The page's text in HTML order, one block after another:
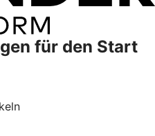
für den Start